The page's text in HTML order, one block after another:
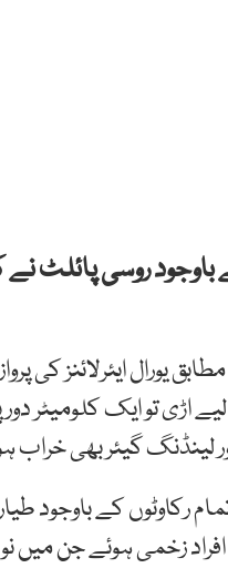
روسی پائلٹ
اڑی تو ایک کلومیٹر
لینڈنگ گیئر بھی خراب
رکاوٹوں کے باوجود